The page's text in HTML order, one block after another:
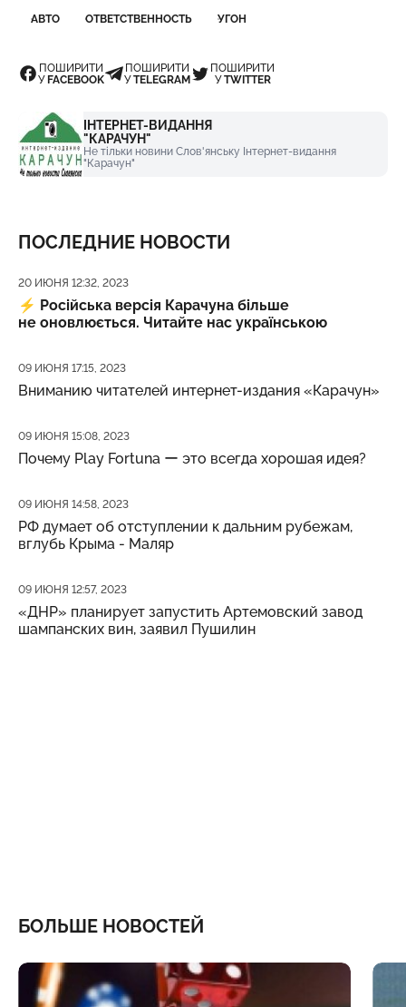
АВТО ОТВЕТСТВЕННОСТЬ УГОН
ПОШИРИТИ
У FACEBOOK
ПОШИРИТИ
УTELEGRAM
ПОШИРИТИ
УTWITTER
ІНТЕРНЕТ-ВИДАННЯ
"КАРАЧУН"
Не тільки новини Слов'янську Інтернет-видання
"Карачун"
ПОСЛЕДНИЕ НОВОСТИ
Дата публикации
20 ИЮНЯ 12:32, 2023
⚡️ Російська версія Карачуна більше
не оновлюється. Читайте нас українською
Дата публикации
09 ИЮНЯ 17:15, 2023
Вниманию читателей интернет-издания «Карачун»
Дата публикации
09 ИЮНЯ 15:08, 2023
Почему Play Fortuna ー это всегда хорошая идея?
Дата публикации
09 ИЮНЯ 14:58, 2023
РФ думает об отступлении к дальним рубежам,
вглубь Крыма - Маляр
Дата публикации
09 ИЮНЯ 12:57, 2023
«ДНР» планирует запустить Артемовский завод
шампанских вин, заявил Пушилин
БОЛЬШЕ НОВОСТЕЙ